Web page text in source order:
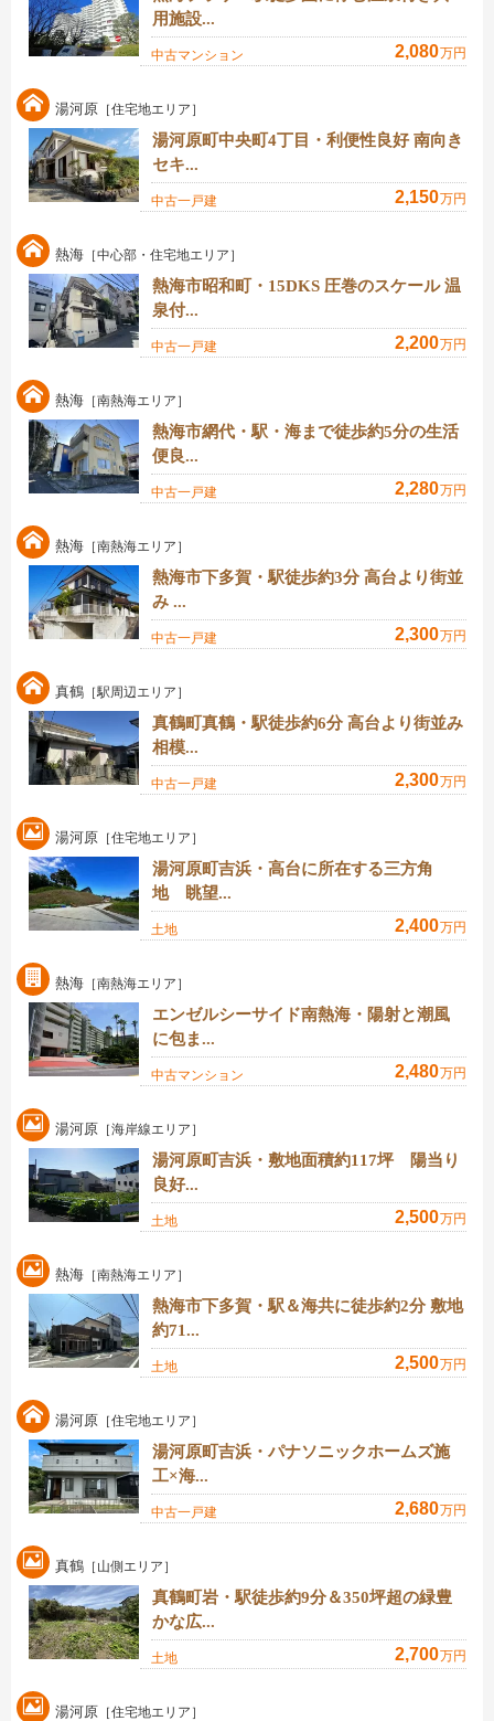
用施設...
中古マンション 2,080万円
湯河原 ［住宅地エリア］
湯河原町中央町4丁目・利便性良好 南向き
セキ...
中古一戸建 2,150万円
熱海 ［中心部・住宅地エリア］
熱海市昭和町・15DKS 圧巻のスケール 温
泉付...
中古一戸建 2,200万円
熱海 ［南熱海エリア］
熱海市網代・駅・海まで徒歩約5分の生活
便良...
中古一戸建 2,280万円
熱海 ［南熱海エリア］
熱海市下多賀・駅徒歩約3分 高台より街並
み ...
中古一戸建 2,300万円
真鶴 ［駅周辺エリア］
真鶴町真鶴・駅徒歩約6分 高台より街並み
相模...
中古一戸建 2,300万円
湯河原 ［住宅地エリア］
湯河原町吉浜・高台に所在する三方角
地 眺望...
土地 2,400万円
熱海 ［南熱海エリア］
エンゼルシーサイド南熱海・陽射と潮風
に包ま...
中古マンション 2,480万円
湯河原 ［海岸線エリア］
湯河原町吉浜・敷地面積約117坪 陽当り
良好...
土地 2,500万円
熱海 ［南熱海エリア］
熱海市下多賀・駅＆海共に徒歩約2分 敷地
約71...
土地 2,500万円
湯河原 ［住宅地エリア］
湯河原町吉浜・パナソニックホームズ施
工×海...
中古一戸建 2,680万円
真鶴 ［山側エリア］
真鶴町岩・駅徒歩約9分＆350坪超の緑豊
かな広...
土地 2,700万円
湯河原 ［住宅地エリア］